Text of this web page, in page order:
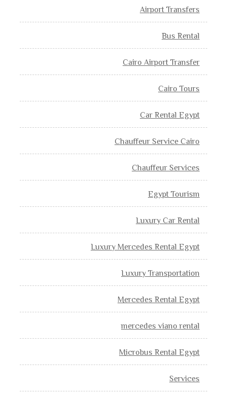
Airport Transfers
Bus Rental
Cairo Airport Transfer
Cairo Tours
Car Rental Egypt
Chauffeur Service Cairo
Chauffeur Services
Egypt Tourism
Luxury Car Rental
Luxury Mercedes Rental Egypt
Luxury Transportation
Mercedes Rental Egypt
mercedes viano rental
Microbus Rental Egypt
Services